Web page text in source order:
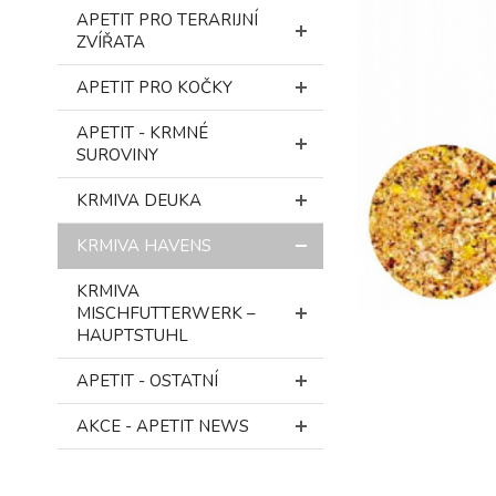
APETIT PRO TERARIJNÍ
ZVÍŘATA
APETIT PRO KOČKY
APETIT - KRMNÉ
SUROVINY
KRMIVA DEUKA
KRMIVA HAVENS
KRMIVA
MISCHFUTTERWERK –
HAUPTSTUHL
APETIT - OSTATNÍ
AKCE - APETIT NEWS